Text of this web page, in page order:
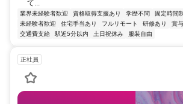
て...
業界未経験者歓迎 資格取得支援あり 学歴不問 固定時間制
未経験者歓迎
住宅手当あり フルリモート 研修あり 賞
交通費支給
駅近5分以内 土日祝休み 服装自由
正社員